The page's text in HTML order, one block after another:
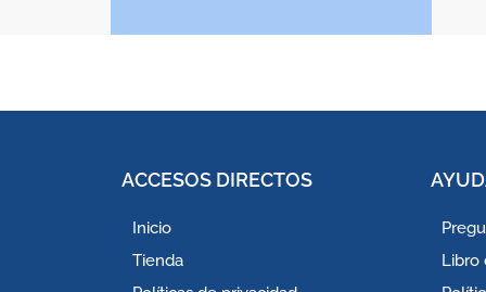
ACCESOS DIRECTOS
Inicio
Tienda
Libro